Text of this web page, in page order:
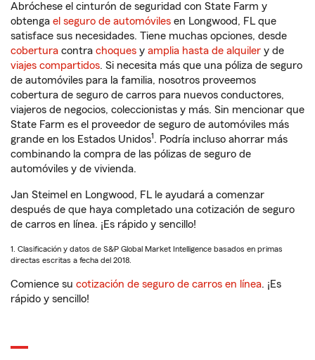
Abróchese el cinturón de seguridad con State Farm y
obtenga el seguro de automóviles en Longwood, FL que
satisface sus necesidades. Tiene muchas opciones, desde
cobertura contra choques y amplia hasta de alquiler y de
viajes compartidos. Si necesita más que una póliza de seguro
de automóviles para la familia, nosotros proveemos
cobertura de seguro de carros para nuevos conductores,
viajeros de negocios, coleccionistas y más. Sin mencionar que
State Farm es el proveedor de seguro de automóviles más
grande en los Estados Unidos1. Podría incluso ahorrar más
combinando la compra de las pólizas de seguro de
automóviles y de vivienda.
Jan Steimel en Longwood, FL le ayudará a comenzar
después de que haya completado una cotización de seguro
de carros en línea. ¡Es rápido y sencillo!
1. Clasificación y datos de S&P Global Market Intelligence basados en primas
directas escritas a fecha del 2018.
Comience su cotización de seguro de carros en línea. ¡Es
rápido y sencillo!